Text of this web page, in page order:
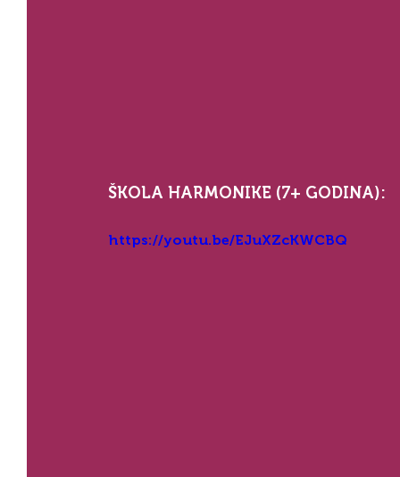
ŠKOLA HARMONIKE (7+ GODINA):
https://youtu.be/EJuXZcKWCBQ